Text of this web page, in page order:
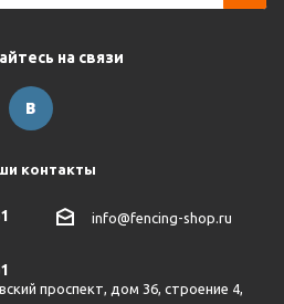
на связи
контакты
info@fencing-shop.ru
проспект, дом 36, строение 4,